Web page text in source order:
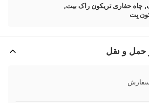
, چاه حفاری تریکون راک بیت,
حمل و نقل
سفارش